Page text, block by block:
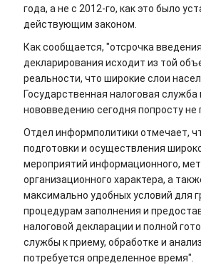
года, а не с 2012-го, как это было
действующим законом.
Как сообщается, "отсрочка
декларирования исходит из той
реальности, что широкие слои
Государственная налоговая
нововведению сегодня попросту не
Отдел информполитики отмечает,
подготовки и осуществления
мероприятий информационного,
организационного характера, а
максимально удобных условий для
процедурам заполнения и
налоговой декларации и полной
службы к приему, обработке и
потребуется определенное время".